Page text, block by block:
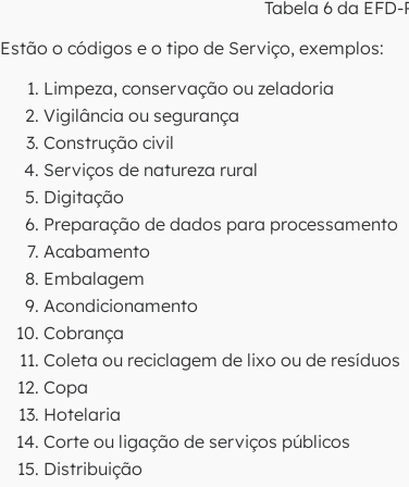
Tabela 6 da EFD-
Estão o códigos e o tipo de Serviço, exemplos:
Limpeza, conservação ou zeladoria
Vigilância ou segurança
Construção civil
Serviços de natureza rural
Digitação
Preparação de dados para processamento
Acabamento
Embalagem
Acondicionamento
Cobrança
Coleta ou reciclagem de lixo ou de resíduos
Copa
Hotelaria
Corte ou ligação de serviços públicos
Distribuição